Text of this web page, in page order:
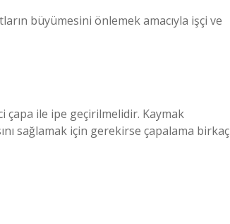
büyümesini önlemek amacıyla işçi ve
çapa ile ipe geçirilmelidir. Kaymak
sağlamak için gerekirse çapalama birkaç